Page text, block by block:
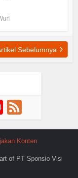
Sebelumnya
YouTube
Channel
Konten
of PT Sponsio Visi